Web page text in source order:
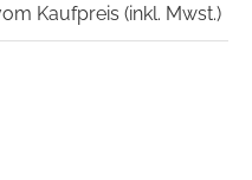
Kaufpreis (inkl. Mwst.)